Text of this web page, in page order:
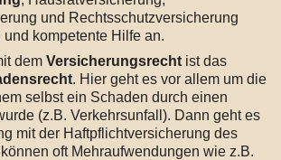
und Rechtsschutzversicherung
kompetente Hilfe an.
dem Versicherungsrecht ist das
. Hier geht es vor allem um die
selbst ein Schaden durch einen
(z.B. Verkehrsunfall). Dann geht es
mit der Haftpflichtversicherung des
oft Mehraufwendungen wie z.B.